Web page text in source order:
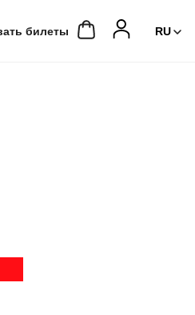
билеты